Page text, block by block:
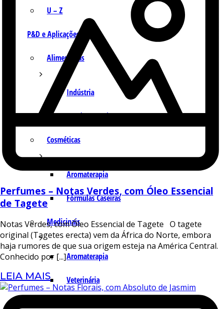
U – Z
P&D e Aplicações
Alimentícias
Indústria
Receitas Caseiras
Cosméticas
Aromaterapia
Fórmulas Caseiras
Medicinais
Aromaterapia
Veterinária
Perfumes – Notas Verdes, com Óleo Essencial
de Tagete
Notas Verdes, com Óleo Essencial de Tagete O tagete
original (Tagetes erecta) vem da África do Norte, embora
haja rumores de que sua origem esteja na América Central.
Conhecido por [...]
LEIA MAIS